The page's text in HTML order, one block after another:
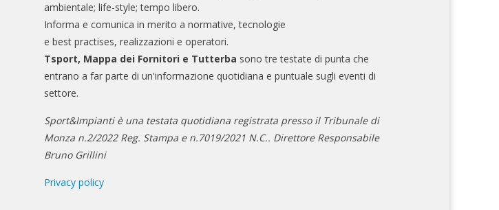
ambientale; life-style; tempo libero.
Informa e comunica in merito a normative, tecnologie
e best practises, realizzazioni e operatori.
Tsport, Mappa dei Fornitori e Tutterba sono tre testate di punta che
entrano a far parte di un'informazione quotidiana e puntuale sugli eventi di
settore.
Sport&Impianti è una testata quotidiana registrata presso il Tribunale di
Monza n.2/2022 Reg. Stampa e n.7019/2021 N.C.. Direttore Responsabile
Bruno Grillini
Privacy policy